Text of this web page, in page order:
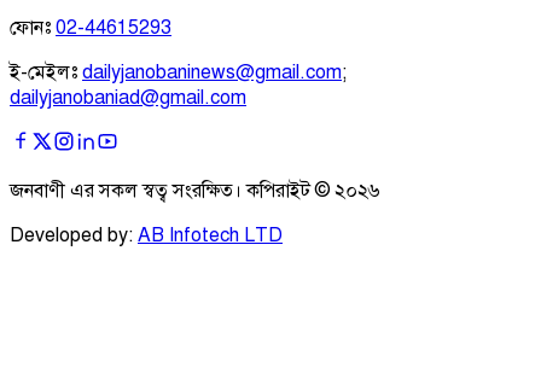
ফোনঃ 02-44615293
ই-মেইলঃ dailyjanobaninews@gmail.com;
dailyjanobaniad@gmail.com
জনবাণী এর সকল স্বত্ব সংরক্ষিত। কপিরাইট © ২০২৬
Developed by: AB Infotech LTD